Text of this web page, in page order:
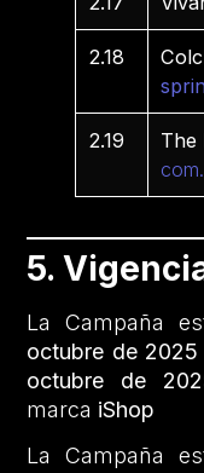
2.18
2.19 The
5.
La Campaña
octubre de 2025
octubre de
marca iShop
La Campaña